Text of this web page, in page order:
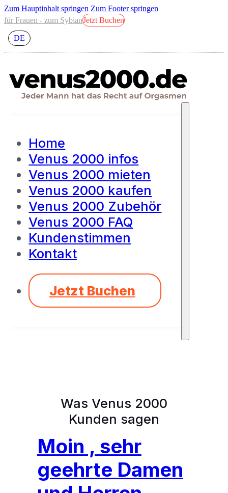
Zum Hauptinhalt springen Zum Footer springen
für Frauen - zum SybianJetzt Buchen
DE
Home
Venus 2000 infos
Venus 2000 mieten
Venus 2000 kaufen
Venus 2000 Zubehör
Venus 2000 FAQ
Kundenstimmen
Kontakt
Jetzt Buchen
Was Venus 2000
Kunden sagen
Moin , sehr
geehrte Damen